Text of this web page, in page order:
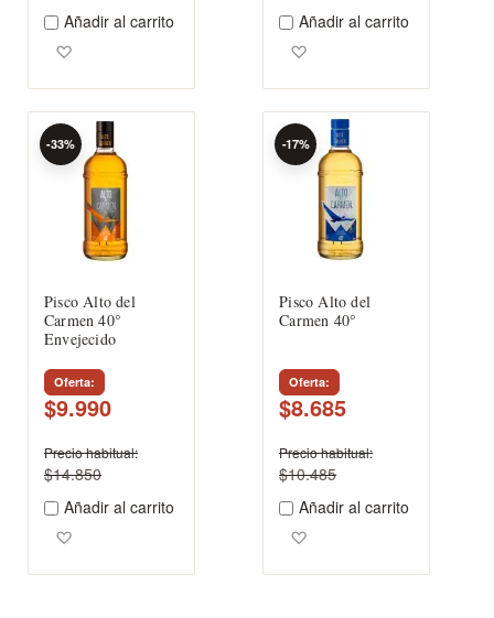
Añadir al carrito
Añadir al carrito
Pisco Alto del
Carmen 40°
Envejecido
Oferta
$9.990
-33%
Precio habitual
$14.850
Añadir al carrito
Pisco Alto del
Carmen 40°
Oferta
$8.685
-17%
Precio habitual
$10.485
Añadir al carrito